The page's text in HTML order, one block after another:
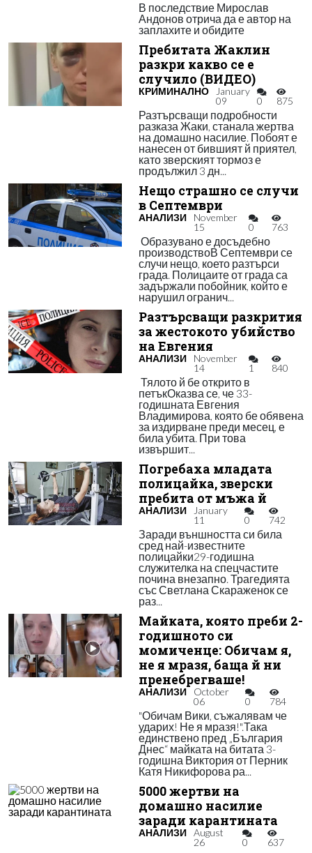
В последствие Мирослав
Андонов отрича да е автор на
заплахите и обидите
Пребитата Жаклин
разкри какво се е
случило (ВИДЕО)
КРИМИНАЛНО
January
09
0 875
Разтърсващи подробности
разказа Жаки, станала жертва
на домашно насилие. Побоят е
нанесен от бившият й приятел,
като зверският тормоз е
продължил 3 дн...
Нещо страшно се случи
в Септември
АНАЛИЗИ
November
15
0 763
Образувано е досъдебно
производствоВ Септември се
случи нещо, което разтърси
града. Полицаите от града са
задържали побойник, който е
нарушил огранич...
Разтърсващи разкрития
за жестокото убийство
на Евгения
АНАЛИЗИ
November
14
1 840
Тялото й бе открито в
петъкОказва се, че 33-
годишната Евгения
Владимирова, която бе обявена
за издирване преди месец, е
била убита. При това
извършит...
Погребаха младата
полицайка, зверски
пребита от мъжа й
АНАЛИЗИ
January
11
0 742
Заради външността си била
сред най-известните
полицайки29-годишна
служителка на спецчастите
почина внезапно. Трагедията
със Светлана Скараженок се
раз...
Майката, която преби 2-
годишното си
момиченце: Обичам я,
не я мразя, баща й ни
пренебрегваше!
АНАЛИЗИ
October
06
0 784
"Обичам Вики, съжалявам че
ударих! Не я мразя!".Така
единствено пред „България
Днес“ майката на битата 3-
годишна Виктория от Перник
Катя Никифорова ра...
5000 жертви на
домашно насилие
заради карантината
АНАЛИЗИ
August
26
0 637